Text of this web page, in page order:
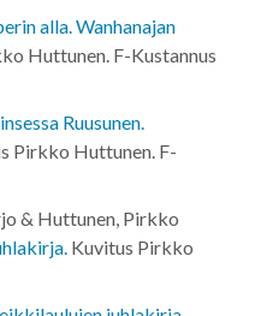
alla. Wanhanajan
Huttunen. F-Kustannus
Ruusunen.
Pirkko Huttunen. F-
& Huttunen, Pirkko
Kuvitus Pirkko